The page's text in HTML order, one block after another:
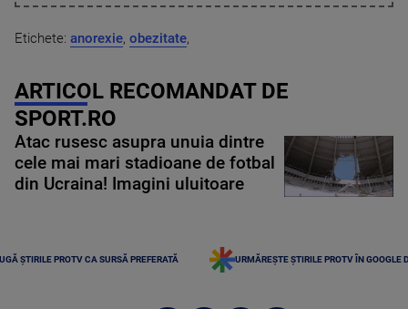
Etichete: anorexie, obezitate,
ARTICOL RECOMANDAT DE
SPORT.RO
Atac rusesc asupra unuia dintre
cele mai mari stadioane de fotbal
din Ucraina! Imagini uluitoare
ȘTIRILE PROTV CA SURSĂ PREFERATĂ URMĂREȘTE ȘTIRILE PROTV ÎN GOOGLE